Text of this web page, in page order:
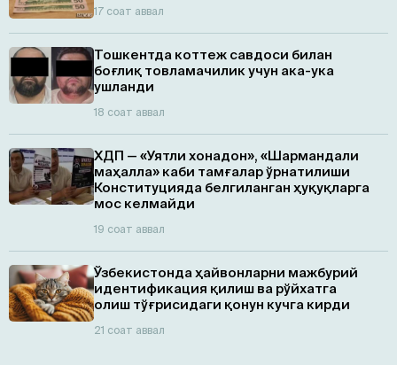
17 соат аввал
Тошкентда коттеж савдоси билан
боғлиқ товламачилик учун ака-ука
ушланди
18 соат аввал
ХДП — «Уятли хонадон», «Шармандали
маҳалла» каби тамғалар ўрнатилиши
Конституцияда белгиланган ҳуқуқларга
мос келмайди
19 соат аввал
Ўзбекистонда ҳайвонларни мажбурий
идентификация қилиш ва рўйхатга
олиш тўғрисидаги қонун кучга кирди
21 соат аввал